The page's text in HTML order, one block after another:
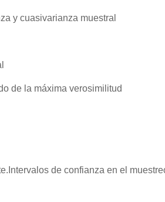
y cuasivarianza muestral
de la máxima verosimilitud
de confianza en el